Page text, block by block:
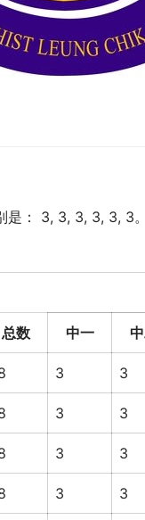
： 3, 3, 3, 3, 3, 3
总数 中一
3 3
3 3
3 3
3 3